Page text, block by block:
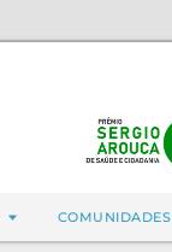
COMUNIDADES